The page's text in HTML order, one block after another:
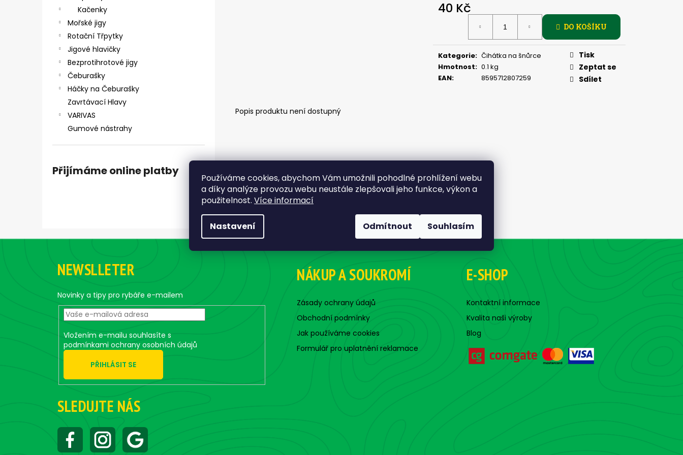
Používáme cookies, abychom Vám umožnili pohodlné prohlížení webu
a díky analýze provozu webu neustále zlepšovali jeho funkce, výkon a
použitelnost. Více informací
Nastavení Odmítnout Souhlasím
Kačenky
Mořské jigy
Rotační Třpytky
Jigové hlavičky
Bezprotihrotové jigy
Čeburašky
Háčky na Čeburašky
Zavrtávací Hlavy
VARIVAS
Gumové nástrahy
Přijímáme online platby
40 Kč
DO KOŠÍKU
Kategorie: Čihátka na šnůrce
Hmotnost: 0.1 kg
EAN: 8595712807259
Tisk
Zeptat se
Sdílet
Popis produktu není dostupný
SICKLE #6 - 5 KS, 4 G
69 Kč
SICKLE #6 - 5 KS, 2 G
Z
NEWSLLETER
Novinky a tipy pro rybáře e-mailem
Vložením e-mailu souhlasíte s
podmínkami ochrany osobních údajů
PŘIHLÁSIT SE
SLEDUJTE NÁS
NÁKUP A SOUKROMÍ
Zásady ochrany údajů
Obchodní podmínky
Jak používáme cookies
Formulář pro uplatnění reklamace
E-SHOP
Kontaktní informace
Kvalita naši výroby
Blog